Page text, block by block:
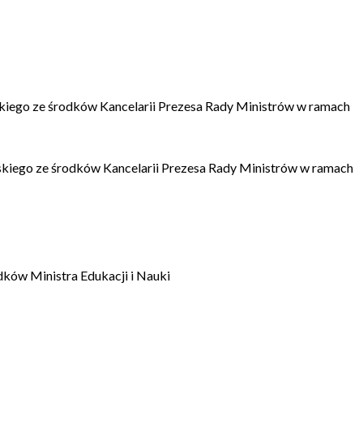
ze środków Kancelarii Prezesa Rady Ministrów w ramach
ze środków Kancelarii Prezesa Rady Ministrów w ramach
Ministra Edukacji i Nauki